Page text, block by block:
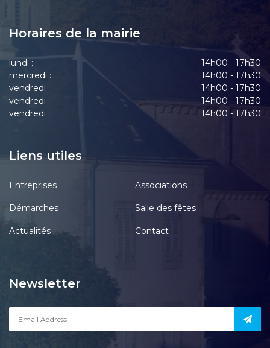
Horaires de la mairie
lundi :
14h00 - 17h30
mercredi :
14h00 - 17h30
vendredi :
14h00 - 17h30
vendredi :
14h00 - 17h30
vendredi :
14h00 - 17h30
Liens utiles
Entreprises Associations
Démarches Salle des fêtes
Actualités Contact
Newsletter